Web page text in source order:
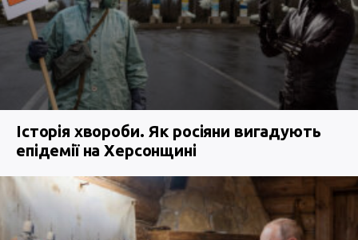
Історія хвороби. Як росіяни вигадують
епідемії на Херсонщині